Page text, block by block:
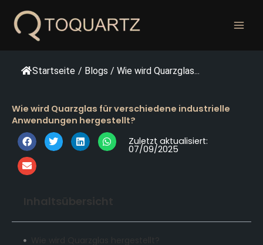
Inhalt
springen
Startseite / Blogs / Wie wird Quarzglas...
Wie wird Quarzglas für verschiedene industrielle
Anwendungen hergestellt?
Zuletzt aktualisiert:
07/09/2025